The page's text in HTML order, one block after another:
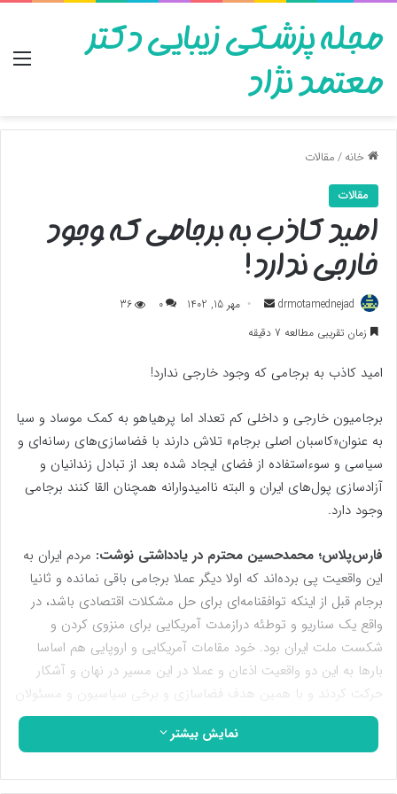
مجله پزشکی زیبایی دکتر
معتمد نژاد
خانه/مقالات
مقالات
امید کاذب به برجامی که وجود
خارجی ندارد!
drmotamednejad
ارسال
به
مهر 15, 1402 0
36
زمان تقریبی مطالعه 7 دقیقه
امید کاذب به برجامی که وجود خارجی ندارد!
برجامیون خارجی و داخلی کم تعداد اما پرهیاهو به کمک موساد و سیا
به عنوان«کاسبان اصلی برجام» تلاش دارند با فضا‌سازی‌های رسانه‌ای و
سیاسی و سوءاستفاده از فضای ایجاد شده بعد از تبادل زندانیان و
آزاد‌سازی پول‌های ایران و البته ناامیدوارانه همچنان القا کنند برجامی
وجود دارد.
فارس‌پلاس؛ محمدحسین محترم در یادداشتی نوشت: مردم ایران به
این واقعیت پی برده‌اند که اولا دیگر عملا برجامی باقی نمانده و ثانیا
برجام قبل از اینکه توافقنامه‌ای برای حل مشکلات اقتصادی باشد، در
واقع یک سناریو و توطئه درازمدت آمریکایی برای منزوی کردن و
شکست ملت ایران بود. خود مقامات آمریکایی و اروپایی هم اساسا
بارها به این دو واقعیت اذعان و عملا در این مسیر در نهان و آشکار
حرکت کردند و با همین هدف فضا‌سازی و برخی سیاسیون و مسئولان
ایرانی را در برهه‌هایی از زمان با ادعای «امضای کری تضمین است»،
حتی اکنون مقامات روسی و چینی نیز بر زیاده‌خواهی و فریب‌کاری
نمایش بیشتر